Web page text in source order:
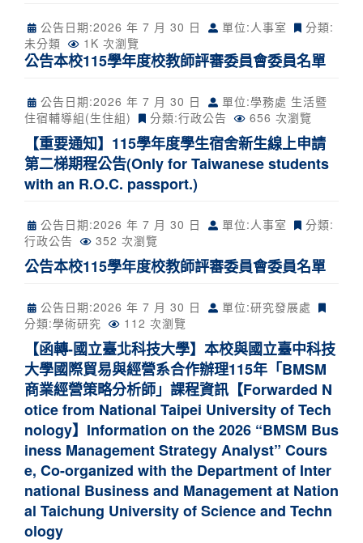
公告日期:2026 年 7 月 30 日 單位:人事室
分類:
未分類
1K 次瀏覽
公告本校115學年度校教師評審委員會委員名單
公告日期:2026 年 7 月 30 日
單位:學務處 生活暨
住宿輔導組(生住組)
分類:行政公告 656 次瀏覽
【重要通知】115學年度學生宿舍新生線上申請
第二梯期程公告(Only for Taiwanese students
with an R.O.C. passport.)
公告日期:2026 年 7 月 30 日 單位:人事室
分類:
行政公告
352 次瀏覽
公告本校115學年度校教師評審委員會委員名單
公告日期:2026 年 7 月 30 日
單位:研究發展處
分類:學術研究 112 次瀏覽
【函轉-國立臺北科技大學】本校與國立臺中科技
大學國際貿易與經營系合作辦理115年「BMSM
商業經營策略分析師」課程資訊【Forwarded N
otice from National Taipei University of Tech
nology】Information on the 2026 “BMSM Bus
iness Management Strategy Analyst” Cours
e, Co-organized with the Department of Inter
national Business and Management at Nation
al Taichung University of Science and Techn
ology